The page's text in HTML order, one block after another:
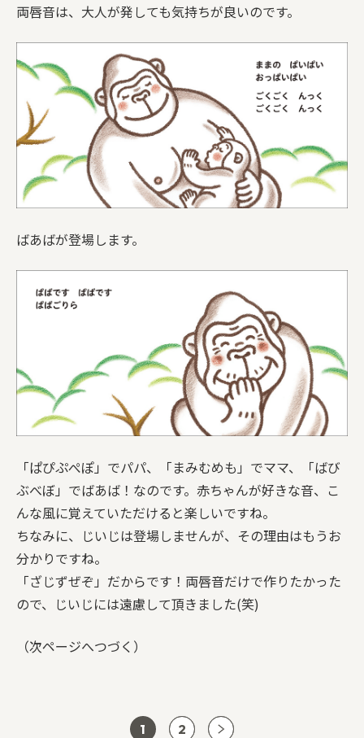
両唇音は、大人が発しても気持ちが良いのです。
ばあばが登場します。
「ぱぴぷぺぽ」でパパ、「まみむめも」でママ、「ばび
ぶべぼ」でばあば！なのです。赤ちゃんが好きな音、こ
んな風に覚えていただけると楽しいですね。
ちなみに、じいじは登場しませんが、その理由はもうお
分かりですね。
「ざじずぜぞ」だからです！両唇音だけで作りたかった
ので、じいじには遠慮して頂きました(笑)
（次ページへつづく）
1 2